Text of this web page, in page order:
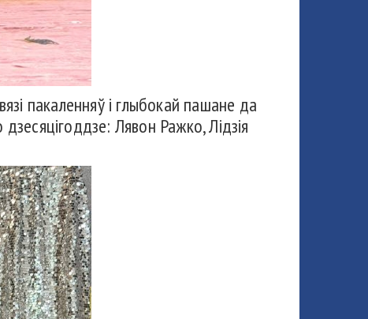
пакаленняў і глыбокай пашане да
Лявон Ражко, Лідзія